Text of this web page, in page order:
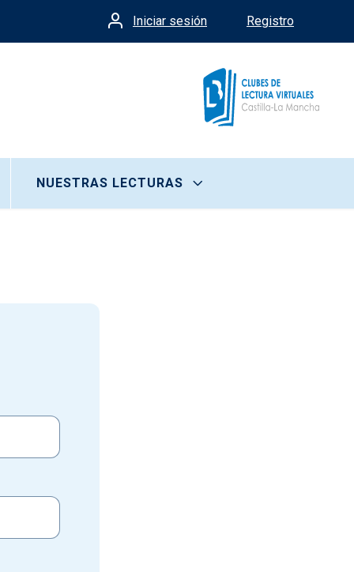
Menú de cuenta de
Iniciar sesión Registro
NUESTRAS LECTURAS